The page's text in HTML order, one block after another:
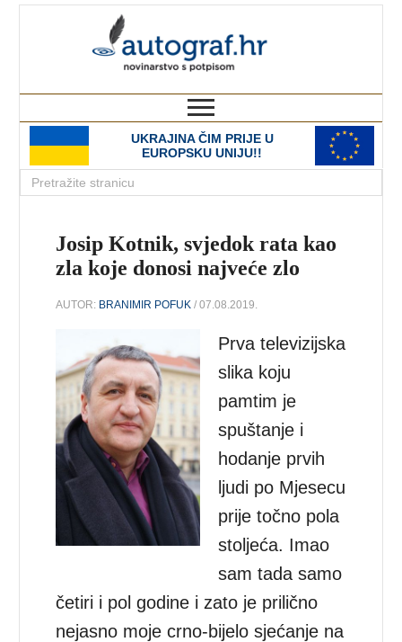
UKRAJINA ČIM PRIJE U
EUROPSKU UNIJU!!
Josip Kotnik, svjedok rata kao
zla koje donosi najveće zlo
AUTOR: BRANIMIR POFUK / 07.08.2019.
Prva televizijska
slika koju
pamtim je
spuštanje i
hodanje prvih
ljudi po Mjesecu
prije točno pola
stoljeća. Imao
sam tada samo
četiri i pol godine i zato je prilično
nejasno moje crno-bijelo sjećanje na